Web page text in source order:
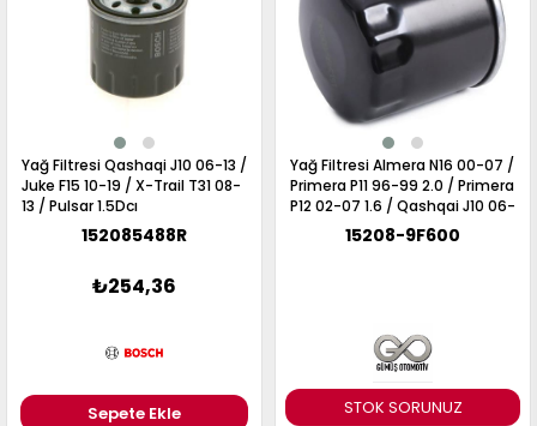
Yağ Filtresi Qashaqi J10 06-13 /
Juke F15 10-19 / X-Trail T31 08-
13 / Pulsar 1.5Dcı
152085488R
₺254,36
Sepete Ekle STOK SORUNUZ
Yağ Filtresi Almera N16 00-07 /
Primera P11 96-99 2.0 / Primera
P12 02-07 1.6 / Qashqai J10 06-
13 1.6 / Juke F15 10-19 1.6 /
Benzinli Motorlar
15208-9F600